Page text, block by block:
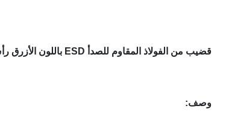
قضيب من الفولاذ المقاوم للصدأ ESD باللون الأزرق رأس مدبب من جل السيليكون ذو اللزوجة المتوسطة
وصف: